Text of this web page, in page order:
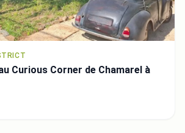
Curious Corner de Chamarel à